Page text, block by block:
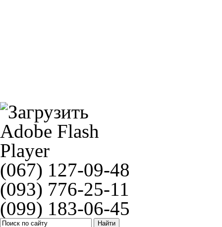
(067) 127-09-48
(093) 776-25-11
(099) 183-06-45